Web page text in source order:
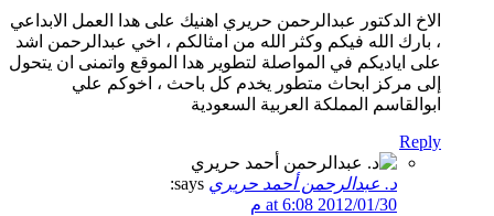
الاخ الدكتور عبدالرحمن حريري اهنيك على هدا العمل الابداعي
، بارك الله فيكم وكثر الله من امثالكم ، اخي عبدالرحمن اشد
على اياديكم في المواصلة لتطوير هدا الموقع واتمنى ان يتحول
إلى مركز ابحاث متطور يخدم كل باحث ، اخوكم علي
ابوالقاسم المملكة العربية السعودية
Reply
د. عبدالرحمن أحمد حريري says:
2012/01/30 at 6:08 م